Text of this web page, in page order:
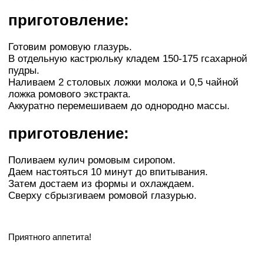
приготовление:
Готовим ромовую глазурь.
В отдельную кастрюльку кладем 150-175 гсахарной
пудры.
Наливаем 2 столовых ложки молока и 0,5 чайной
ложка ромового экстракта.
Аккуратно перемешиваем до однородно массы.
приготовление:
Поливаем кулич ромовым сиропом.
Даем настояться 10 минут до впитывания.
Затем достаем из формы и охлаждаем.
Сверху сбрызгиваем ромовой глазурью.
Приятного аппетита!